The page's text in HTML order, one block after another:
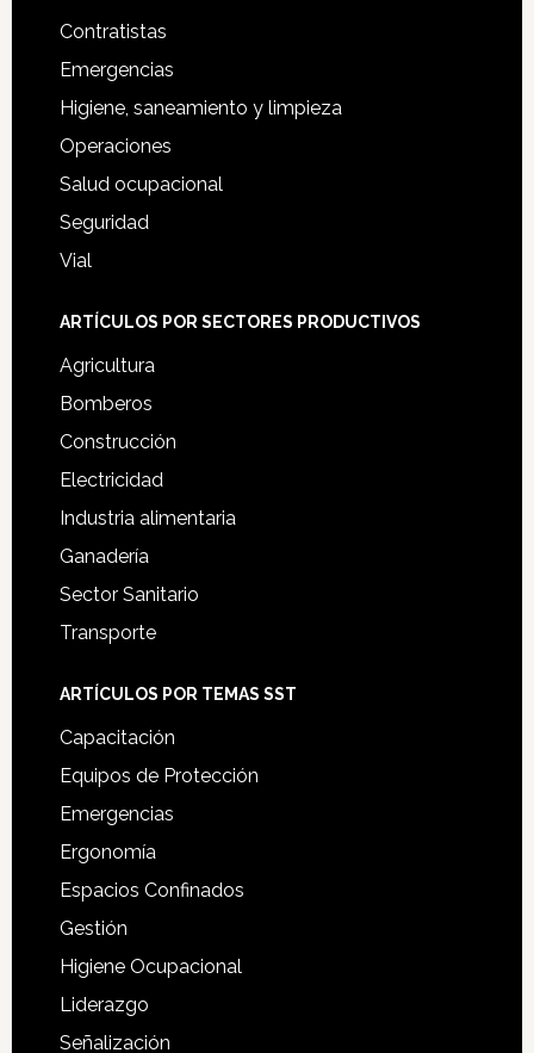
Contratistas
Emergencias
Higiene, saneamiento y limpieza
Operaciones
Salud ocupacional
Seguridad
Vial
ARTÍCULOS POR SECTORES PRODUCTIVOS
Agricultura
Bomberos
Construcción
Electricidad
Industria alimentaria
Ganadería
Sector Sanitario
Transporte
ARTÍCULOS POR TEMAS SST
Capacitación
Equipos de Protección
Emergencias
Ergonomía
Espacios Confinados
Gestión
Higiene Ocupacional
Liderazgo
Señalización